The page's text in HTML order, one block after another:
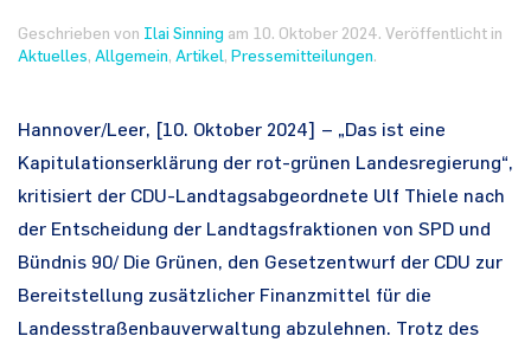
Geschrieben von Ilai Sinning am 10. Oktober 2024. Veröffentlicht in
Aktuelles, Allgemein, Artikel, Pressemitteilungen.
Hannover/Leer, [10. Oktober 2024] – „Das ist eine
Kapitulationserklärung der rot-grünen Landesregierung“,
kritisiert der CDU-Landtagsabgeordnete Ulf Thiele nach
der Entscheidung der Landtagsfraktionen von SPD und
Bündnis 90/ Die Grünen, den Gesetzentwurf der CDU zur
Bereitstellung zusätzlicher Finanzmittel für die
Landesstraßenbauverwaltung abzulehnen. Trotz des